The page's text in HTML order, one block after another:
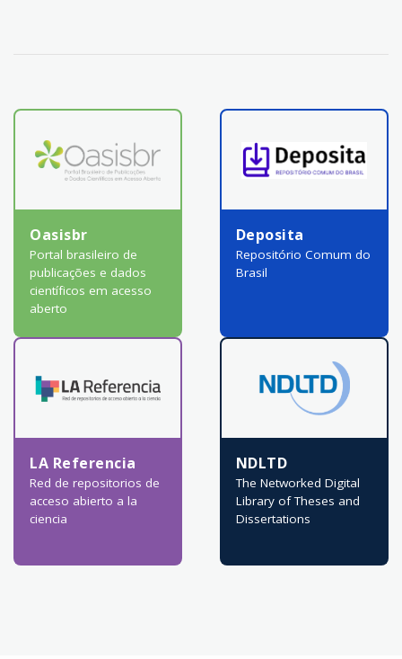
Oasisbr
Portal brasileiro de
publicações e dados
científicos em acesso
aberto
Deposita
Repositório Comum do
Brasil
LA Referencia
Red de repositorios de
acceso abierto a la
ciencia
NDLTD
The Networked Digital
Library of Theses and
Dissertations